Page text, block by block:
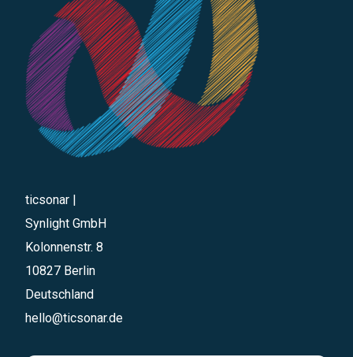
ticsonar |
Synlight GmbH
Kolonnenstr. 8
10827 Berlin
Deutschland
hello@ticsonar.de